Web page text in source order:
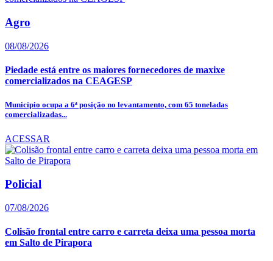
Agro
08/08/2026
Piedade está entre os maiores fornecedores de maxixe
comercializados na CEAGESP
Município ocupa a 6ª posição no levantamento, com 65 toneladas
comercializadas...
ACESSAR
Policial
07/08/2026
Colisão frontal entre carro e carreta deixa uma pessoa morta
em Salto de Pirapora